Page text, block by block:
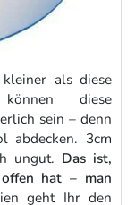
als diese
können diese
sein – denn
abdecken. 3cm
ungut. Das ist,
hat – man
geht Ihr den